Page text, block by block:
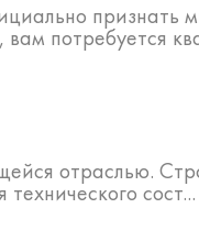
признать
потребуется
отраслью.
сост...